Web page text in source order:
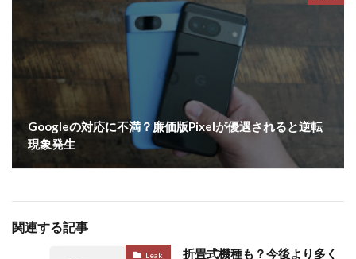
Googleの対応に不満？廉価版Pixelが優遇されると逆転
現象発生
関連する記事
Leak
折畳式機種も？今後より多く